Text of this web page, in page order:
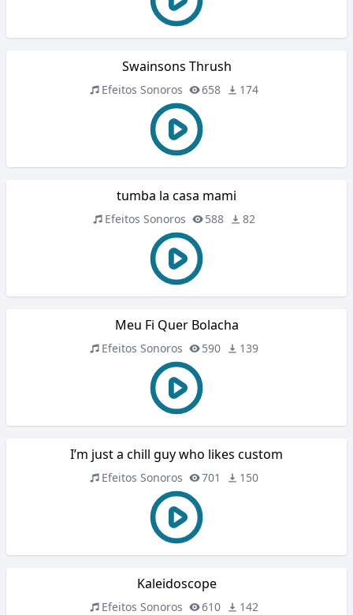
Swainsons Thrush
Efeitos Sonoros 658 174
tumba la casa mami
Efeitos Sonoros 588 82
Meu Fi Quer Bolacha
Efeitos Sonoros 590 139
I’m just a chill guy who likes custom
Efeitos Sonoros 701 150
Kaleidoscope
Efeitos Sonoros 610 142